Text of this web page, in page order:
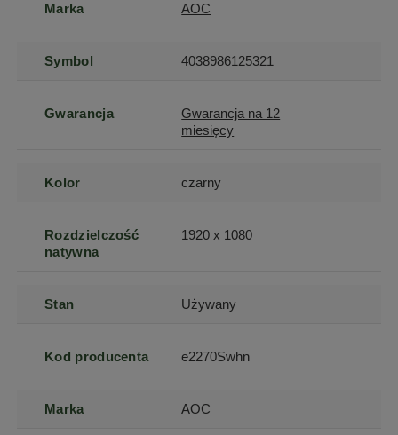
Marka AOC
Symbol 4038986125321
Gwarancja
Gwarancja na 12
miesięcy
Kolor czarny
Rozdzielczość
natywna
1920 x 1080
Stan Używany
Kod producenta e2270Swhn
Marka AOC